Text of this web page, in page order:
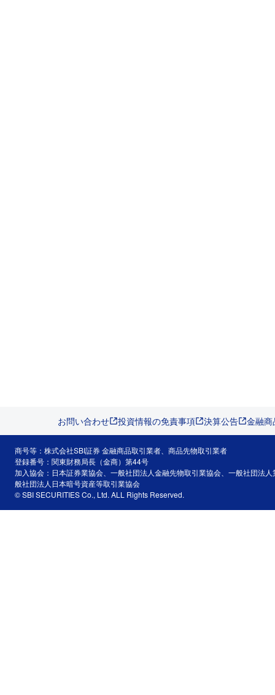
お問い合わせ 投資情報の免責事項 決算公告 金融
商号等：株式会社SBI証券 金融商品取引業者、商品先物取引業者
登録番号：関東財務局長（金商）第44号
加入協会：日本証券業協会、一般社団法人金融先物取引業協会、一般社団法
般社団法人日本暗号資産等取引業協会
© SBI SECURITIES Co., Ltd. ALL Rights Reserved.